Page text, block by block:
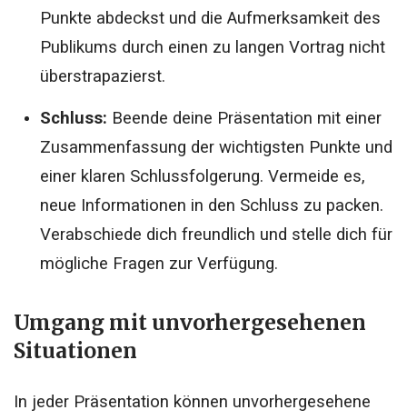
Punkte abdeckst und die Aufmerksamkeit des
Publikums durch einen zu langen Vortrag nicht
überstrapazierst.
Schluss: Beende deine Präsentation mit einer
Zusammenfassung der wichtigsten Punkte und
einer klaren Schlussfolgerung. Vermeide es,
neue Informationen in den Schluss zu packen.
Verabschiede dich freundlich und stelle dich für
mögliche Fragen zur Verfügung.
Umgang mit unvorhergesehenen
Situationen
In jeder Präsentation können unvorhergesehene